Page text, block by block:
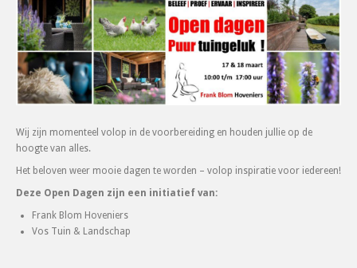
Wij zijn momenteel volop in de voorbereiding en houden jullie op de
hoogte van alles.
Het beloven weer mooie dagen te worden – volop inspiratie voor iedereen!
Deze Open Dagen zijn een initiatief van:
Frank Blom Hoveniers
Vos Tuin & Landschap